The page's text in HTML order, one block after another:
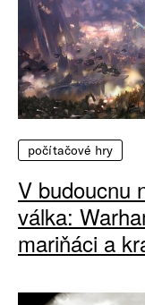
počítačové hry
V budoucnu
válka:
mariňáci a